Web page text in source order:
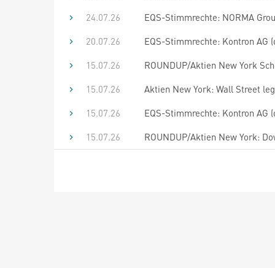
24.07.26
EQS-Stimmrechte: NORMA
20.07.26
EQS-Stimmrechte: Kontron AG
15.07.26
ROUNDUP/Aktien New York
15.07.26
Aktien New York: Wall Street
15.07.26
EQS-Stimmrechte: Kontron AG
15.07.26
ROUNDUP/Aktien New York: